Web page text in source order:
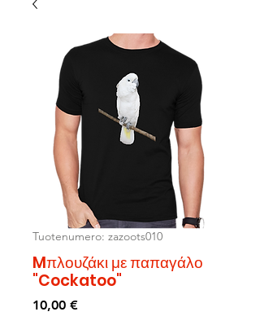
Tuotenumero: zazoots010
Mπλουζάκι με παπαγάλο
"Cockatoo"
10,00 €Hinta